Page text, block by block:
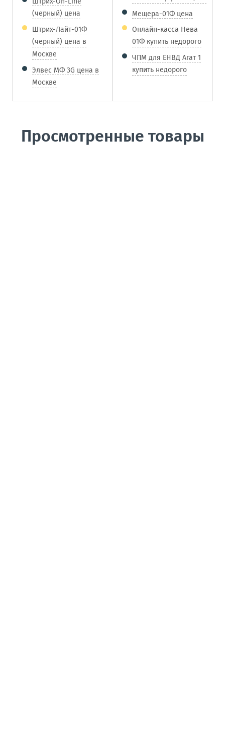
(черный) цена
Штрих-Лайт-01Ф
(черный) цена в
Москве
Элвес МФ 3G цена в
Москве
Мещера-01Ф цена
Онлайн-касса Нева
01Ф купить недорого
ЧПМ для ЕНВД Агат 1
купить недорого
Просмотренные товары